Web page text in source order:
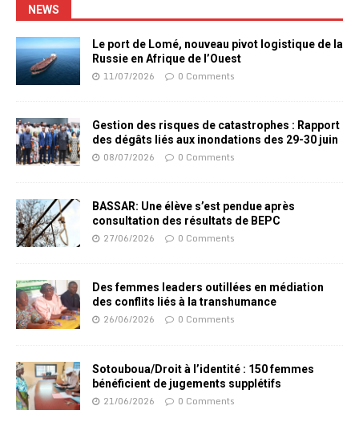
NEWS
Le port de Lomé, nouveau pivot logistique de la
Russie en Afrique de l’Ouest
11/07/2026 0 Comments
Gestion des risques de catastrophes : Rapport
des dégâts liés aux inondations des 29-30 juin
08/07/2026 0 Comments
BASSAR: Une élève s’est pendue après
consultation des résultats de BEPC
27/06/2026 0 Comments
Des femmes leaders outillées en médiation
des conflits liés à la transhumance
26/06/2026 0 Comments
Sotouboua/Droit à l’identité : 150 femmes
bénéficient de jugements supplétifs
21/06/2026 0 Comments